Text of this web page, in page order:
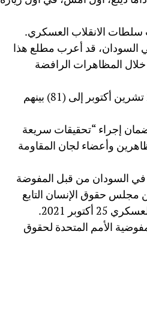
سلطات الانقلاب العسكري.
السودان، قد أعرب مطلع هذا
خلال المظاهرات الرافضة
وبمقتل المتظاهريْن الاثنين، يرتفع عدد قتلى الاحتجاجات منذ انقلاب 25 تشرين أكتوبر إلى (81) بينهم
إجراء “تحقيقات سريعة
وأعضاء لجان المقاومة
في السودان من قبل المفوضة
في نوفمبر 2021، وفقاً لقرار من مجلس حقوق الإنسان التابع
2021.
زيارته يوم 24 فبراير في مقر مفوضية الأمم المتحدة لحقوق